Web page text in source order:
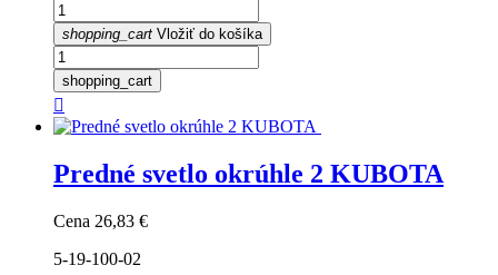
shopping_cart Vložiť do košíka
shopping_cart

Predné svetlo okrúhle 2 KUBOTA
Cena 26,83 €
5-19-100-02